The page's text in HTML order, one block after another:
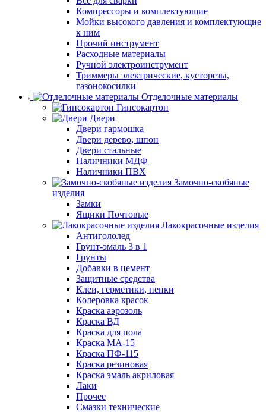
Компрессоры и комплектующие
Мойки высокого давления и комплектующие
к ним
Прочий инструмент
Расходные материалы
Ручной электроинструмент
Триммеры электрические, кусторезы,
газонокосилки
Отделочные материалы
Гипсокартон
Двери
Двери гармошка
Двери дерево, шпон
Двери стальные
Наличники МДФ
Наличники ПВХ
Замочно-скобяные
изделия
Замки
Ящики Почтовые
Лакокрасочные изделия
Антигололед
Грунт-эмаль 3 в 1
Грунты
Добавки в цемент
Защитные средства
Клеи, герметики, пенки
Колеровка красок
Краска аэрозоль
Краска ВД
Краска для пола
Краска МА-15
Краска ПФ-115
Краска резиновая
Краска эмаль акриловая
Лаки
Прочее
Смазки технические